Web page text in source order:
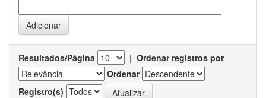
Resultados/Página | Ordenar registros por
Ordenar
Registro(s)